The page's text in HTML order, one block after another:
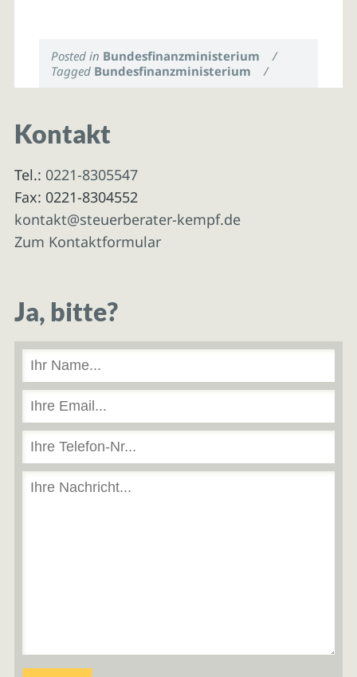
Posted in Bundesfinanzministerium
/
Tagged Bundesfinanzministerium /
Kontakt
Tel.: 0221-8305547
Fax: 0221-8304552
kontakt@steuerberater-kempf.de
Zum Kontaktformular
Ja, bitte?